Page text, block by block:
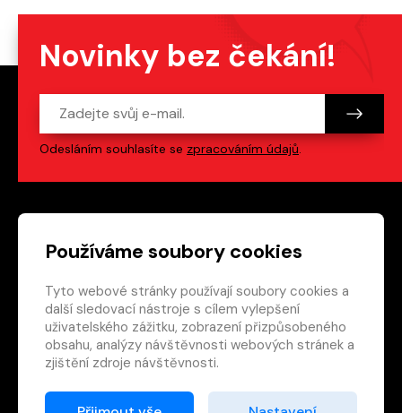
Používáme soubory cookies
Tyto webové stránky používají soubory cookies a
další sledovací nástroje s cílem vylepšení
uživatelského zážitku, zobrazení přizpůsobeného
obsahu, analýzy návštěvnosti webových stránek a
zjištění zdroje návštěvnosti.
Novinky bez čekání!
Odesláním souhlasíte se zpracováním údajů
Patička webu Odkazy na sociální
Vedlejší navigace
redakce@crew.cz
Ochrana soukromí
Nastavení cookies
E-shop